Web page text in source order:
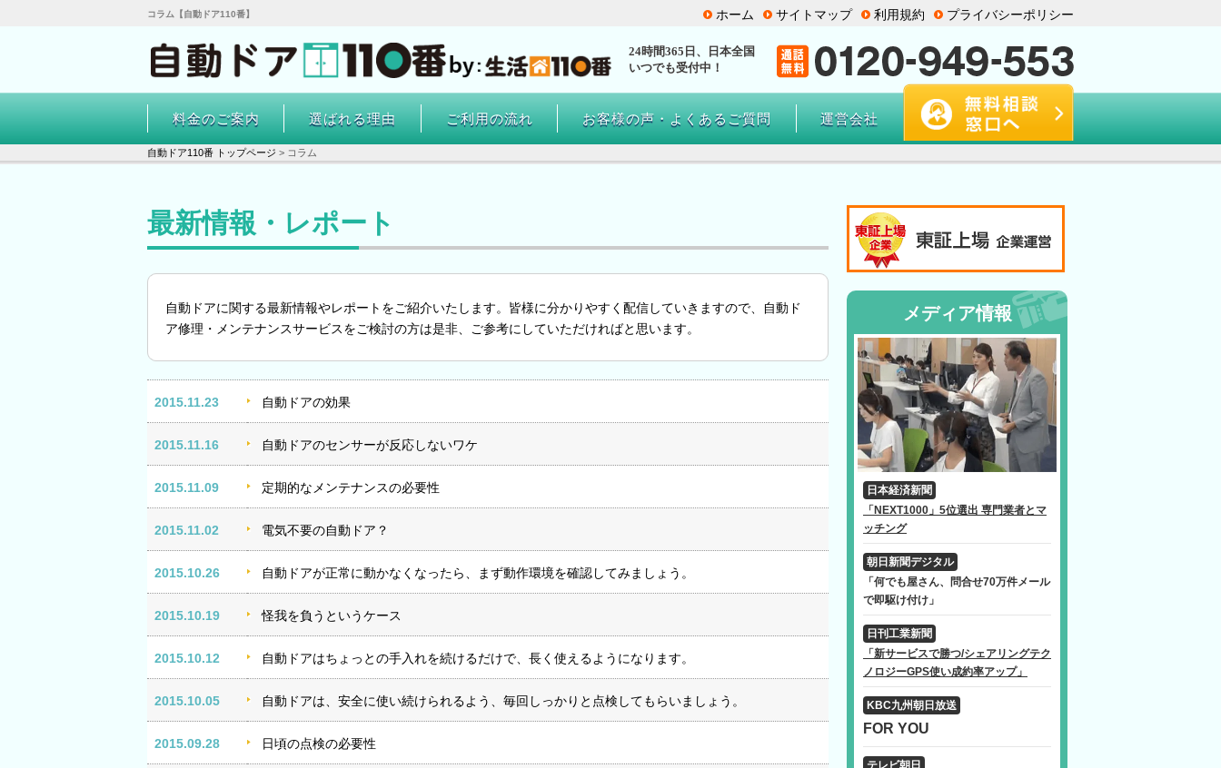
コラム【自動ドア110番】 ホーム サイトマップ 利用規約 プライバシーポリシー
24時間365日、
日本全国
いつでも受付中！
料金のご案内 選ばれる理由 ご利用の流れ お客様の声・よくあるご質問 運営会社
自動ドア110番 トップページ > コラム
最新情報・レポート
自動ドアに関する最新情報やレポートをご紹介いたします。皆様に分かりやすく配信していきますので、自動ド
ア修理・メンテナンスサービスをご検討の方は是非、ご参考にしていただければと思います。
2015.11.23 自動ドアの効果
2015.11.16 自動ドアのセンサーが反応しないワケ
2015.11.09 定期的なメンテナンスの必要性
2015.11.02 電気不要の自動ドア？
2015.10.26 自動ドアが正常に動かなくなったら、まず動作環境を確認してみましょう。
2015.10.19 怪我を負うというケース
2015.10.12 自動ドアはちょっとの手入れを続けるだけで、長く使えるようになります。
2015.10.05 自動ドアは、安全に使い続けられるよう、毎回しっかりと点検してもらいましょう。
2015.09.28 日頃の点検の必要性
メディア情報
日本経済新聞
「NEXT1000」5位選出 専門業者とマ
ッチング
朝日新聞デジタル
「何でも屋さん、問合せ70万件メール
で即駆け付け」
日刊工業新聞
「新サービスで勝つ/シェアリングテク
ノロジーGPS使い成約率アップ」
KBC九州朝日放送
FOR YOU
テレビ朝日